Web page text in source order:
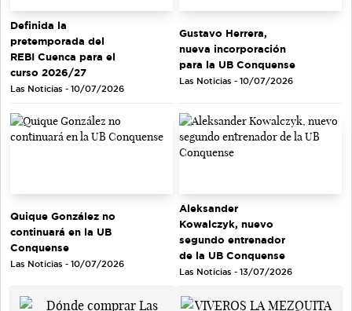
Definida la
pretemporada del
REBI Cuenca para el
curso 2026/27
Las Noticias - 10/07/2026
Gustavo Herrera,
nueva incorporación
para la UB Conquense
Las Noticias - 10/07/2026
Quique González no
continuará en la UB
Conquense
Las Noticias - 10/07/2026
Aleksander
Kowalczyk, nuevo
segundo entrenador
de la UB Conquense
Las Noticias - 13/07/2026